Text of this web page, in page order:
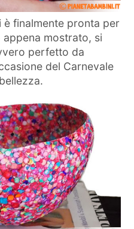
finalmente pronta per
appena mostrato, si
perfetto da
del Carnevale